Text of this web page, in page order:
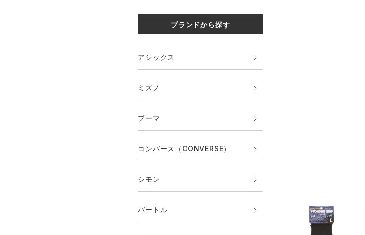
ブランドから探す
アシックス
ミズノ
プーマ
コンバース（CONVERSE）
シモン
バートル